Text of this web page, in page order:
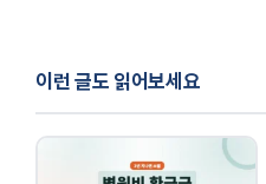
이런 글도 읽어보세요